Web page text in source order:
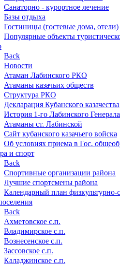
Санаторно - курортное лечение
Базы отдыха
Гостиницы (гостевые дома, отели)
Популярные объекты
Back
Новости
Атаман Лабинского РКО
Атаманы казачьих обществ
Структура РКО
Декларация Кубанского казачества
История 1-го Лабинского
Атаманы ст. Лабинской
Cайт кубанского казачьего войска
Об условиях приема в Гос.
и спорт
Back
Спортивные организации района
Лучшие спортсмены района
Календарный план
Back
Ахметовское с.п.
Владимирское с.п.
Вознесенское с.п.
Зассовское с.п.
Каладжинское с.п.